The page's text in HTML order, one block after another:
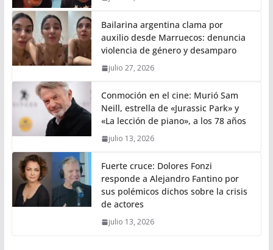
Bailarina argentina clama por
auxilio desde Marruecos: denuncia
violencia de género y desamparo
julio 27, 2026
Conmoción en el cine: Murió Sam
Neill, estrella de «Jurassic Park» y
«La lección de piano», a los 78 años
julio 13, 2026
Fuerte cruce: Dolores Fonzi
responde a Alejandro Fantino por
sus polémicos dichos sobre la crisis
de actores
julio 13, 2026